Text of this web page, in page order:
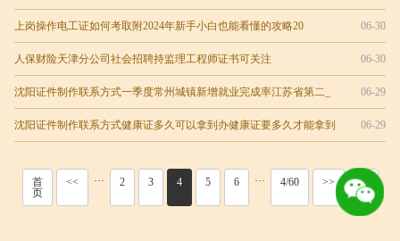
06-30
上岗操作电工证如何考取附2024年新手小白也能看懂的攻略20
06-30
人保财险天津分公司社会招聘持监理工程师证书可关注
06-29
沈阳证件制作联系方式一季度常州城镇新增就业完成率江苏省第二_
06-29
沈阳证件制作联系方式健康证多久可以拿到办健康证要多久才能拿到
首
页
<< ··· 2 3 4 5 6 ··· 4/60 >>
尾
页